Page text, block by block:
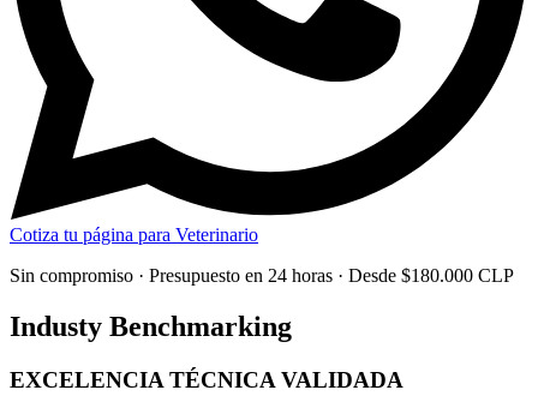
Cotiza tu página para Veterinario
Sin compromiso · Presupuesto en 24 horas · Desde $180.000 CLP
Industy Benchmarking
EXCELENCIA TÉCNICA VALIDADA